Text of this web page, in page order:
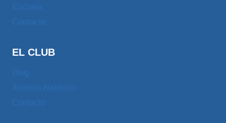
EL CLUB